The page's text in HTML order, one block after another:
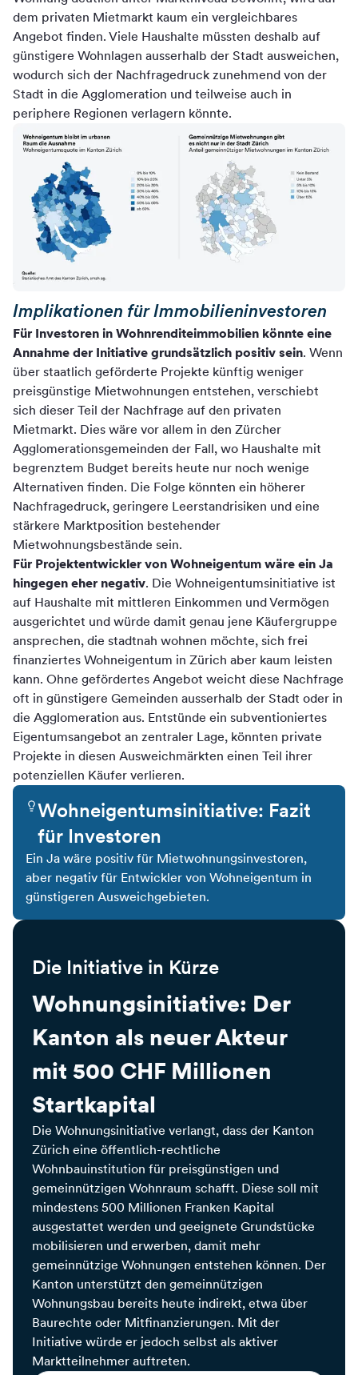
dem privaten Mietmarkt kaum ein vergleichbares
Angebot finden. Viele Haushalte müssten deshalb auf
günstigere Wohnlagen ausserhalb der Stadt ausweichen,
wodurch sich der Nachfragedruck zunehmend von der
Stadt in die Agglomeration und teilweise auch in
periphere Regionen verlagern könnte.
Implikationen für Immobilieninvestoren
Für Investoren in Wohnrenditeimmobilien könnte eine
Annahme der Initiative grundsätzlich positiv sein. Wenn
über staatlich geförderte Projekte künftig weniger
preisgünstige Mietwohnungen entstehen, verschiebt
sich dieser Teil der Nachfrage auf den privaten
Mietmarkt. Dies wäre vor allem in den Zürcher
Agglomerationsgemeinden der Fall, wo Haushalte mit
begrenztem Budget bereits heute nur noch wenige
Alternativen finden. Die Folge könnten ein höherer
Nachfragedruck, geringere Leerstandrisiken und eine
stärkere Marktposition bestehender
Mietwohnungsbestände sein.
Für Projektentwickler von Wohneigentum wäre ein Ja
hingegen eher negativ. Die Wohneigentumsinitiative ist
auf Haushalte mit mittleren Einkommen und Vermögen
ausgerichtet und würde damit genau jene Käufergruppe
ansprechen, die stadtnah wohnen möchte, sich frei
finanziertes Wohneigentum in Zürich aber kaum leisten
kann. Ohne gefördertes Angebot weicht diese Nachfrage
oft in günstigere Gemeinden ausserhalb der Stadt oder in
die Agglomeration aus. Entstünde ein subventioniertes
Eigentumsangebot an zentraler Lage, könnten private
Projekte in diesen Ausweichmärkten einen Teil ihrer
potenziellen Käufer verlieren.
Wohneigentumsinitiative: Fazit
für Investoren
Ein Ja wäre positiv für Mietwohnungsinvestoren,
aber negativ für Entwickler von Wohneigentum in
günstigeren Ausweichgebieten.
Die Initiative in Kürze
Wohnungsinitiative: Der
Kanton als neuer Akteur
mit 500 CHF Millionen
Startkapital
Die Wohnungsinitiative verlangt, dass der Kanton
Zürich eine öffentlich-rechtliche
Wohnbauinstitution für preisgünstigen und
gemeinnützigen Wohnraum schafft. Diese soll mit
mindestens 500 Millionen Franken Kapital
ausgestattet werden und geeignete Grundstücke
mobilisieren und erwerben, damit mehr
gemeinnützige Wohnungen entstehen können. Der
Kanton unterstützt den gemeinnützigen
Wohnungsbau bereits heute indirekt, etwa über
Baurechte oder Mitfinanzierungen. Mit der
Initiative würde er jedoch selbst als aktiver
Marktteilnehmer auftreten.